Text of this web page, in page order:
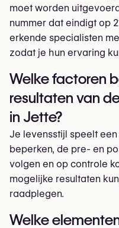
moet worden
nummer dat eindigt op
erkende specialisten
zodat je hun ervaring
Welke factoren
resultaten van
in Jette?
Je levensstijl speelt
beperken, de pre- en
volgen en op controle
mogelijke resultaten
raadplegen.
Welke